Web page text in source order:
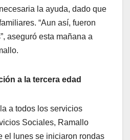
la ayuda, dado que
“Aun así, fueron
aseguró esta mañana a
a la tercera edad
a todos los servicios
Sociales, Ramallo
el lunes se iniciaron rondas